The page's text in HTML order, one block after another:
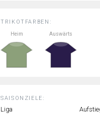
TRIKOTFARBEN:
Heim
Auswärts
SAISONZIELE:
Liga